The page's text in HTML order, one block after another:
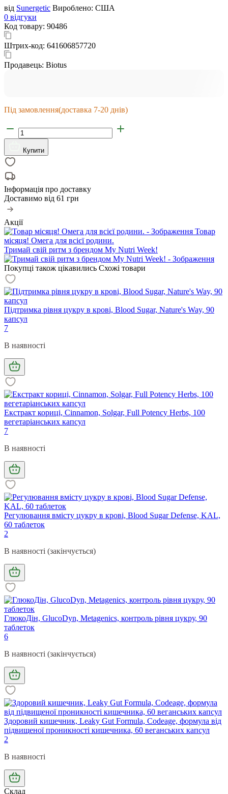
від Sunergetic Вироблено: США
0 відгуки
Код товару: 90486
Штрих-код: 641606857720
Продавець: Biotus
Під замовлення(доставка 7-20 днів)
Купити
Інформація про доставку
Доставимо від 61 грн
Акції
Товар
місяця! Омега для всієї родини.
Тримай свій ритм з брендом My Nutri Week!
Покупці також цікавились Схожі товари
Підтримка рівня цукру в крові, Blood Sugar, Nature's Way, 90
капсул
7
В наявності
Екстракт кориці, Cinnamon, Solgar, Full Potency Herbs, 100
вегетаріанських капсул
7
В наявності
Регулювання вмісту цукру в крові, Blood Sugar Defense, KAL,
60 таблеток
2
В наявності (закінчується)
ГлюкоДін, GlucoDyn, Metagenics, контроль рівня цукру, 90
таблеток
6
В наявності (закінчується)
Здоровий кишечник, Leaky Gut Formula, Codeage, формула від
підвищеної проникності кишечника, 60 веганських капсул
2
В наявності
Склад